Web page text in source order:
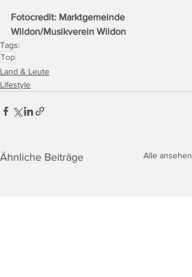
Fotocredit: Marktgemeinde
Wildon/Musikverein Wildon
Tags:
Top
Land & Leute
Lifestyle
Ähnliche Beiträge Alle ansehen